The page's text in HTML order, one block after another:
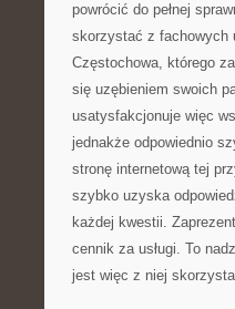
powrócić do pełnej
skorzystać z fachowych
Częstochowa, którego
się uzębieniem swoich
usatysfakcjonuje więc
jednakże odpowiednio
stronę internetową tej
szybko uzyska
każdej kwestii.
cennik za usługi. To
jest więc z niej